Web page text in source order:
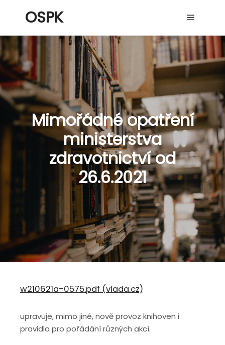
OSPK
Mimořádné opatření
ministerstva
zdravotnictví od
26.6.2021
w210621a-0575.pdf (vlada.cz)
upravuje, mimo jiné, nově provoz knihoven i
pravidla pro pořádání různých akcí.